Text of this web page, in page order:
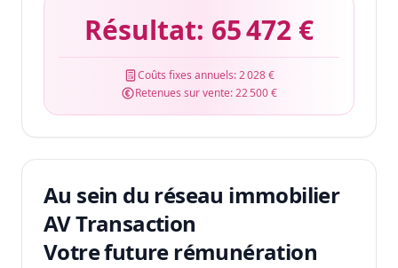
Résultat: 65 472 €
Coûts fixes annuels:2 028 €
Retenues sur vente:22 500 €
Au sein du réseau immobilier
AV Transaction
Votre future rémunération